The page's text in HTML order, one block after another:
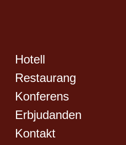
Hotell
Restaurang
Konferens
Erbjudanden
Kontakt